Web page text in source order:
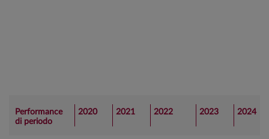
Performance
di periodo
2020 2021 2022 2023 2024